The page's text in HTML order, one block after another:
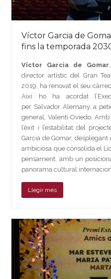
Víctor Garcia de
fins la temporada
Víctor Garcia de Gomar
director artístic del Gran
2019, ha renovat el seu
Així ho ha acordat
per Salvador Alemany, a
general, Valentí Oviedo,
l’èxit i l’estabilitat del
Garcia de Gomar, desplegant
ambiciosa que consolida el
pensament, amb un
panorama cultural
Llegir més